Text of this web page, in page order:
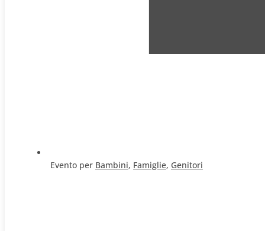
Evento per Bambini, Famiglie, Genitori